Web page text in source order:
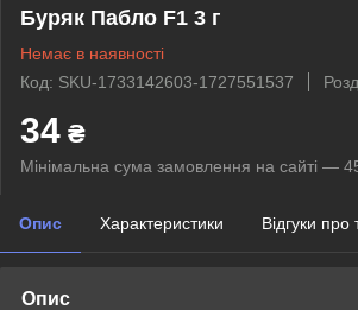
Буряк Пабло F1 3 г
Немає в наявності
Код: SKU-1733142603-1727551537
34 ₴
Мінімальна сума замовлення на сайті —
Опис Характеристики Відгуки про
Опис